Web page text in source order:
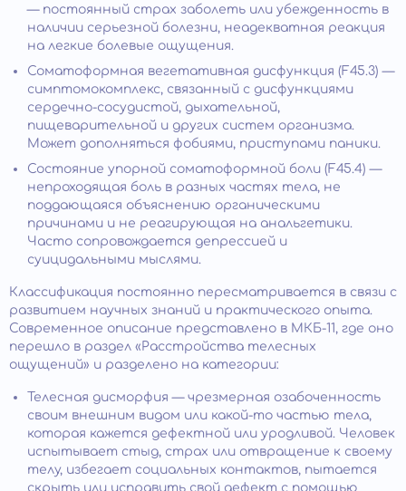
— постоянный страх заболеть или убежденность в
наличии серьезной болезни, неадекватная реакция
на легкие болевые ощущения.
Соматоформная вегетативная дисфункция (F45.3) —
симптомокомплекс, связанный с дисфункциями
сердечно-сосудистой, дыхательной,
пищеварительной и других систем организма.
Может дополняться фобиями, приступами паники.
Состояние упорной соматоформной боли (F45.4) —
непроходящая боль в разных частях тела, не
поддающаяся объяснению органическими
причинами и не реагирующая на анальгетики.
Часто сопровождается депрессией и
суицидальными мыслями.
Классификация постоянно пересматривается в связи с
развитием научных знаний и практического опыта.
Современное описание представлено в МКБ-11, где оно
перешло в раздел «Расстройства телесных
ощущений» и разделено на категории:
Телесная дисморфия — чрезмерная озабоченность
своим внешним видом или какой-то частью тела,
которая кажется дефектной или уродливой. Человек
испытывает стыд, страх или отвращение к своему
телу, избегает социальных контактов, пытается
скрыть или исправить свой дефект с помощью